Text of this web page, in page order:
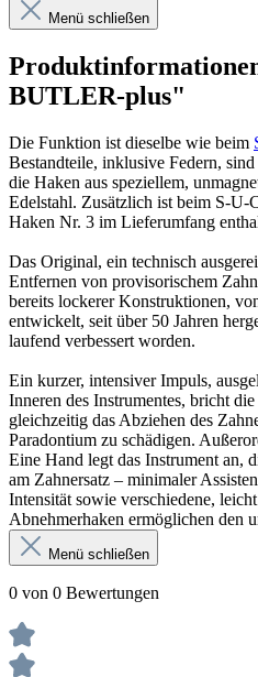
Menü schließen
BUTLER-plus"
Die Funktion ist dieselbe wie beim
Bestandteile, inklusive Federn,
die Haken aus speziellem,
Edelstahl. Zusätzlich ist beim S-
Haken Nr. 3 im Lieferumfang
Das Original, ein technisch
Entfernen von provisorischem
bereits lockerer Konstruktionen,
entwickelt, seit über 50 Jahren
laufend verbessert worden.
Ein kurzer, intensiver Impuls,
Inneren des Instrumentes, bricht
gleichzeitig das Abziehen des
Paradontium zu schädigen.
Eine Hand legt das Instrument an,
am Zahnersatz – minimaler
Intensität sowie verschiedene,
Abnehmerhaken ermöglichen den
Menü schließen
0 von 0 Bewertungen